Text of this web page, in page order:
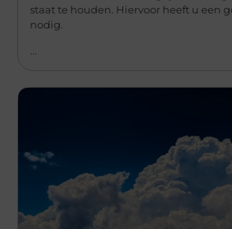
staat te houden. Hiervoor heeft u een
nodig.